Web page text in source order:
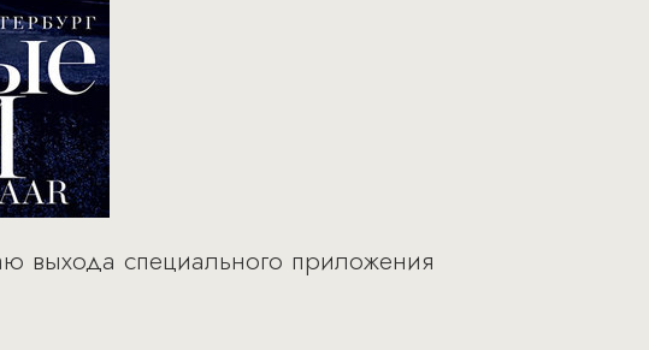
выхода специального приложения